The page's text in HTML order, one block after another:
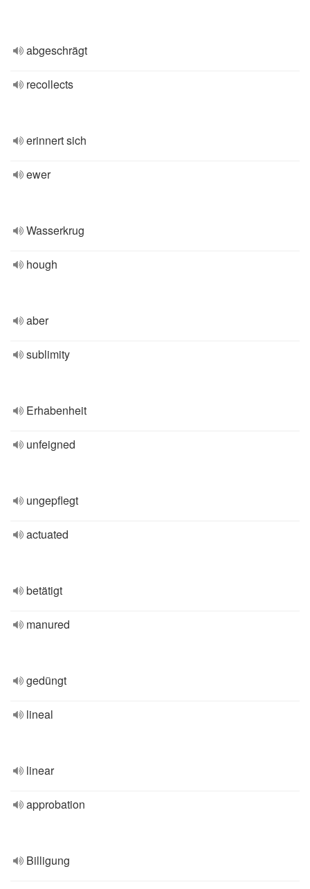
abgeschrägt
recollects
erinnert sich
ewer
Wasserkrug
hough
aber
sublimity
Erhabenheit
unfeigned
ungepflegt
actuated
betätigt
manured
gedüngt
lineal
linear
approbation
Billigung